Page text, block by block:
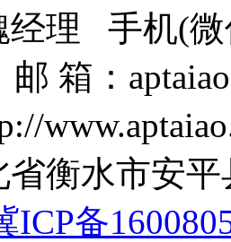
经理 手机(微
箱：
衡水市安
ICP备